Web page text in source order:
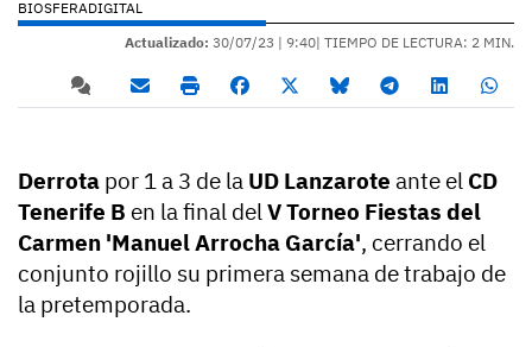
BIOSFERADIGITAL
Actualizado: 30/07/23 | 9:40| TIEMPO DE LECTURA: 2 MIN.
Derrota por 1 a 3 de la UD Lanzarote ante el CD
Tenerife B en la final del V Torneo Fiestas del
Carmen 'Manuel Arrocha García', cerrando el
conjunto rojillo su primera semana de trabajo de
la pretemporada.